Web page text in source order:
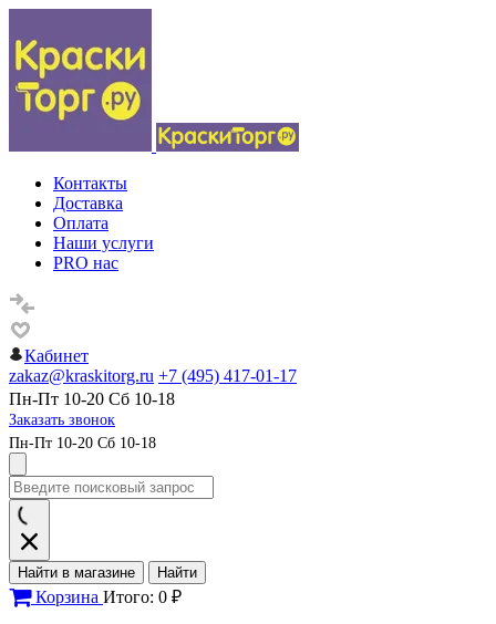
Контакты
Доставка
Оплата
Наши услуги
PRO нас
Кабинет
zakaz@kraskitorg.ru +7 (495) 417-01-17
Пн-Пт 10-20 Сб 10-18
Заказать звонок
Пн-Пт 10-20 Сб 10-18
Найти в магазине Найти
Корзина Итого: 0 ₽